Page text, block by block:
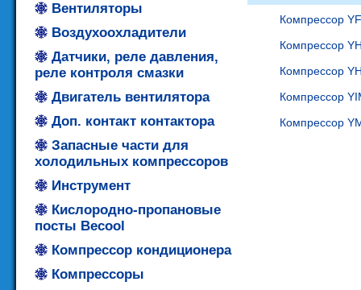
Вентиляторы
Воздухоохладители
Датчики, реле давления,
реле контроля смазки
Двигатель вентилятора
Доп. контакт контактора
Запасные части для
холодильных компрессоров
Инструмент
Кислородно-пропановые
посты Becool
Компрессор кондиционера
Компрессоры
Компрессор
Компрессор
Компрессор
Компрессор
Компрессор